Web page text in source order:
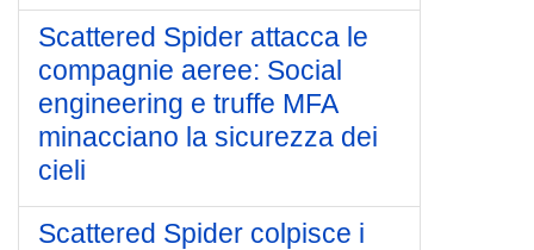
Scattered Spider attacca le
compagnie aeree: Social
engineering e truffe MFA
minacciano la sicurezza dei
cieli
Scattered Spider colpisce i